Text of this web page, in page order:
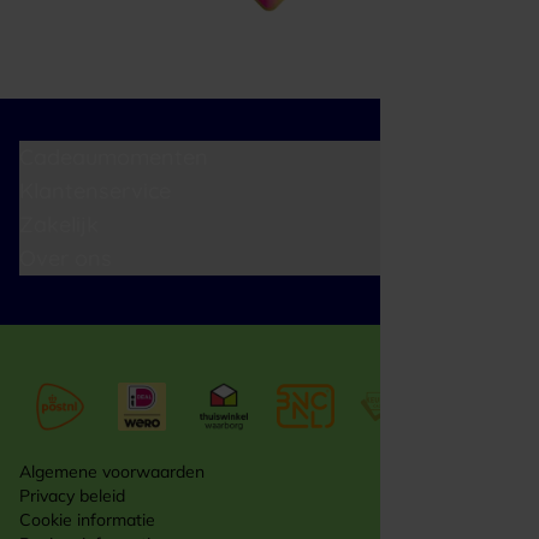
Algemene voorwaarden
Privacy beleid
Cookie informatie